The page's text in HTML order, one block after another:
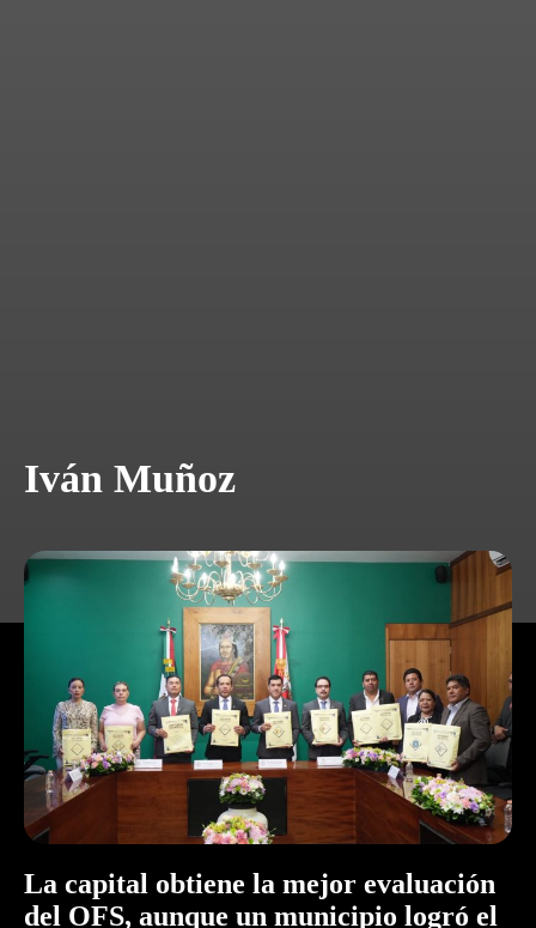
Iván Muñoz
La capital obtiene la mejor evaluación
del OFS, aunque un municipio logró el